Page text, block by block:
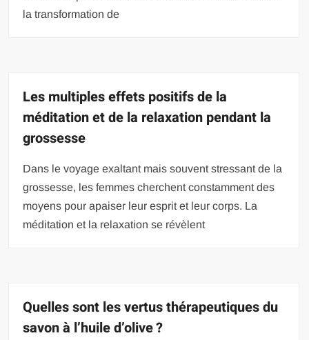
la transformation de
Les multiples effets positifs de la
méditation et de la relaxation pendant la
grossesse
Dans le voyage exaltant mais souvent stressant de la
grossesse, les femmes cherchent constamment des
moyens pour apaiser leur esprit et leur corps. La
méditation et la relaxation se révèlent
Quelles sont les vertus thérapeutiques du
savon à l’huile d’olive ?